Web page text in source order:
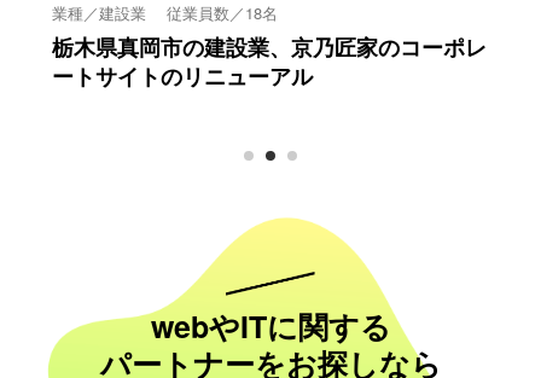
数／18名
設業、京乃匠家のコーポレ
ューアル
職人の仕事にかける想い
るコーポレートサイトの
webやITに関する
パートナーをお探しなら